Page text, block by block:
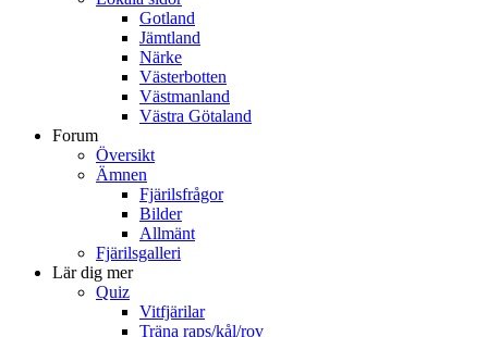
Gotland
Jämtland
Närke
Västerbotten
Västmanland
Västra Götaland
Forum
Översikt
Ämnen
Fjärilsfrågor
Bilder
Allmänt
Fjärilsgalleri
Lär dig mer
Quiz
Vitfjärilar
Träna raps/kål/rov